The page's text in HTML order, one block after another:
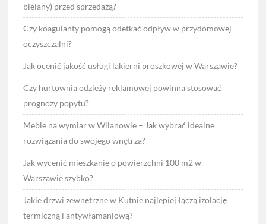
bielany) przed sprzedażą?
Czy koagulanty pomogą odetkać odpływ w przydomowej
oczyszczalni?
Jak ocenić jakość usługi lakierni proszkowej w Warszawie?
Czy hurtownia odzieży reklamowej powinna stosować
prognozy popytu?
Meble na wymiar w Wilanowie – Jak wybrać idealne
rozwiązania do swojego wnętrza?
Jak wycenić mieszkanie o powierzchni 100 m2 w
Warszawie szybko?
Jakie drzwi zewnętrzne w Kutnie najlepiej łączą izolację
termiczną i antywłamaniową?